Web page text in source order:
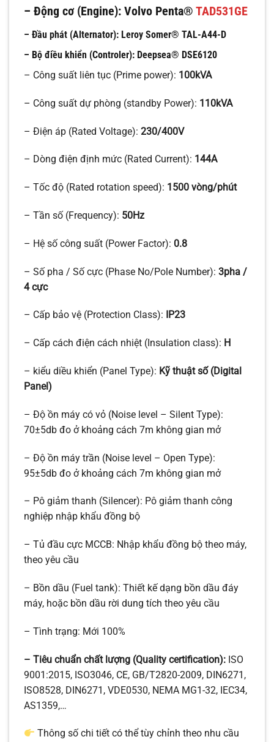
– Động cơ (Engine): Volvo Penta® TAD531GE
– Đầu phát (Alternator): Leroy Somer® TAL-A44-D
– Bộ điều khiển (Controler): Deepsea® DSE6120
– Công suất liên tục (Prime power): 100kVA
– Công suất dự phòng (standby Power): 110kVA
– Điện áp (Rated Voltage): 230/400V
– Dòng điện định mức (Rated Current): 144A
– Tốc độ (Rated rotation speed): 1500 vòng/phút
– Tần số (Frequency): 50Hz
– Hệ số công suất (Power Factor): 0.8
– Số pha / Số cực (Phase No/Pole Number): 3pha /
4 cực
– Cấp bảo vệ (Protection Class): IP23
– Cấp cách điện cách nhiệt (Insulation class): H
– kiểu diều khiển (Panel Type): Kỹ thuật số (Digital
Panel)
– Độ ồn máy có vỏ (Noise level – Silent Type):
70±5db đo ở khoảng cách 7m không gian mở
– Độ ồn máy trần (Noise level – Open Type):
95±5db đo ở khoảng cách 7m không gian mở
– Pô giảm thanh (Silencer): Pô giảm thanh công
nghiệp nhập khẩu đồng bộ
– Tủ đầu cực MCCB: Nhập khẩu đồng bộ theo máy,
theo yêu cầu
– Bồn dầu (Fuel tank): Thiết kế dạng bồn dầu đáy
máy, hoặc bồn dầu rời dung tích theo yêu cầu
– Tình trạng: Mới 100%
– Tiêu chuẩn chất lượng (Quality certification): ISO
9001:2015, ISO3046, CE, GB/T2820-2009, DIN6271,
ISO8528, DIN6271, VDE0530, NEMA MG1-32, IEC34,
AS1359,…
Thông số chi tiết có thể tùy chỉnh theo nhu cầu